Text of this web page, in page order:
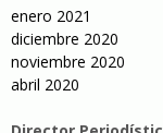
enero 2021
diciembre 2020
noviembre 2020
abril 2020